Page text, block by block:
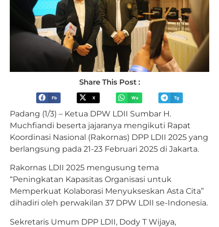
Share This Post :
Fb X Wa Tg
Padang (1/3) – Ketua DPW LDII Sumbar H.
Muchfiandi beserta jajaranya mengikuti Rapat
Koordinasi Nasional (Rakornas) DPP LDII 2025 yang
berlangsung pada 21-23 Februari 2025 di Jakarta.
Rakornas LDII 2025 mengusung tema
“Peningkatan Kapasitas Organisasi untuk
Memperkuat Kolaborasi Menyukseskan Asta Cita”
dihadiri oleh perwakilan 37 DPW LDII se-Indonesia.
Sekretaris Umum DPP LDII, Dody T Wijaya,